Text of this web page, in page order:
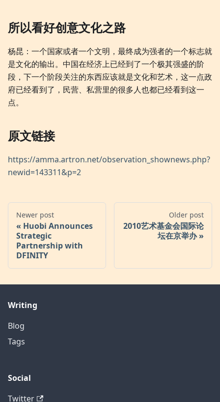
所以看好创意文化之路
杨昆：一个国家或者一个文明，最终成为强者的一个标志就
是文化的输出。中国在经济上已经到了一个极其强盛的阶
段，下一个阶段关注的东西应该就是文化和艺术，这一点政
府已经看到了，民营、私营里的很多人也都已经看到这一
点。
原文链接
https://amma.artron.net/observation_shownews.php?
newid=143311&p=2
Newer post
Huobi Announces
Strategic
Partnership with
DFINITY
Older post
2010艺术基金会国际论
坛在京举办
Writing
Blog
Tags
Social
Twitter